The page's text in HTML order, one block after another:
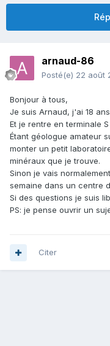
arnaud-86
Posté(e) 22 août
Bonjour à tous,
Je suis Arnaud, j'ai 18 ans
Et je rentre en terminale
Étant géologue amateur
monter un petit
minéraux que je trouve.
Sinon je vais
semaine dans un centre
Si des questions je suis
PS: je pense ouvrir un
Citer